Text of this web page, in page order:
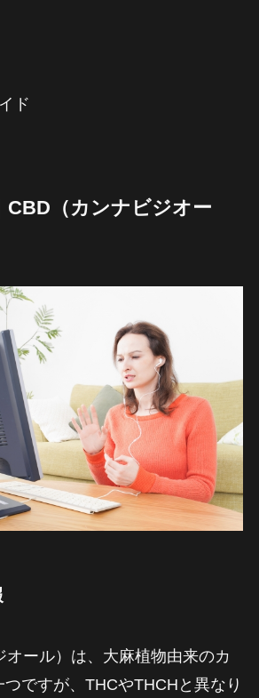
ド
（カンナビジオー
オール）は、大麻植物由来のカ
ですが、THCやTHCHと異なり